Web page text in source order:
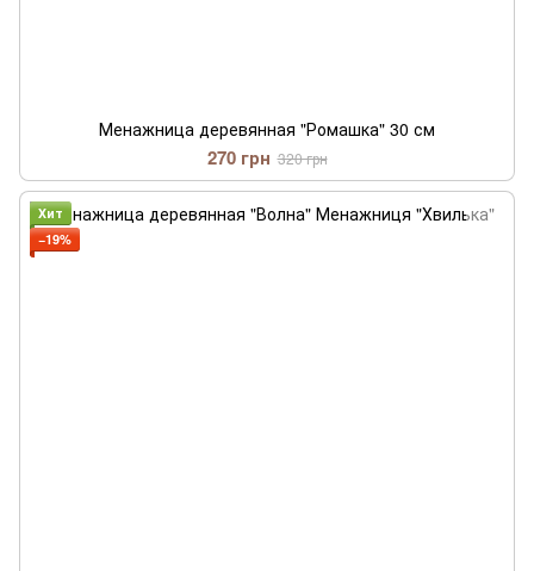
Менажница деревянная "Ромашка" 30 см
270 грн 320 грн
Хит
−19%